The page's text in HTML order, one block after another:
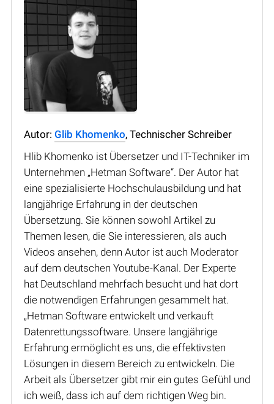
Autor: Glib Khomenko, Technischer Schreiber
Hlib Khomenko ist Übersetzer und IT-Techniker im
Unternehmen „Hetman Software“. Der Autor hat
eine spezialisierte Hochschulausbildung und hat
langjährige Erfahrung in der deutschen
Übersetzung. Sie können sowohl Artikel zu
Themen lesen, die Sie interessieren, als auch
Videos ansehen, denn Autor ist auch Moderator
auf dem deutschen Youtube-Kanal. Der Experte
hat Deutschland mehrfach besucht und hat dort
die notwendigen Erfahrungen gesammelt hat.
„Hetman Software entwickelt und verkauft
Datenrettungssoftware. Unsere langjährige
Erfahrung ermöglicht es uns, die effektivsten
Lösungen in diesem Bereich zu entwickeln. Die
Arbeit als Übersetzer gibt mir ein gutes Gefühl und
ich weiß, dass ich auf dem richtigen Weg bin.